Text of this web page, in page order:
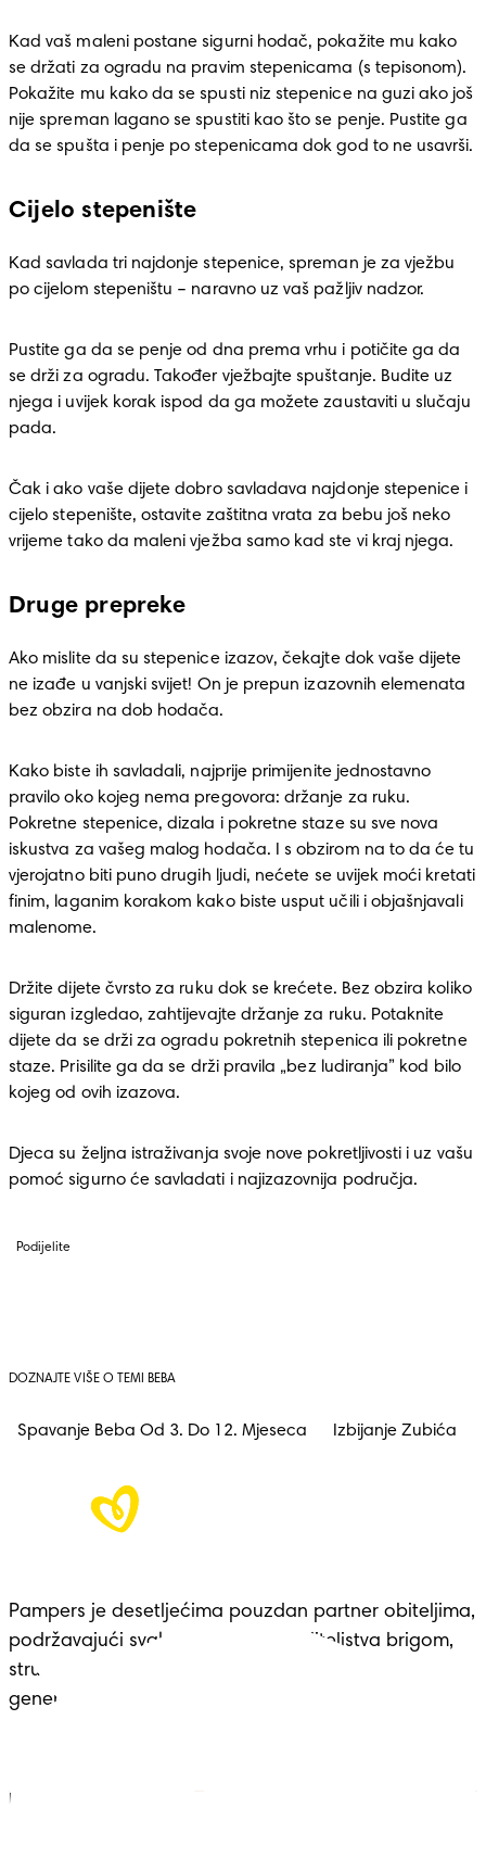
Kad vaš maleni postane sigurni hodač, pokažite mu kako
se držati za ogradu na pravim stepenicama (s tepisonom).
Pokažite mu kako da se spusti niz stepenice na guzi ako još
nije spreman lagano se spustiti kao što se penje. Pustite ga
da se spušta i penje po stepenicama dok god to ne usavrši.
Cijelo stepenište
Kad savlada tri najdonje stepenice, spreman je za vježbu
po cijelom stepeništu – naravno uz vaš pažljiv nadzor.
Pustite ga da se penje od dna prema vrhu i potičite ga da
se drži za ogradu. Također vježbajte spuštanje. Budite uz
njega i uvijek korak ispod da ga možete zaustaviti u slučaju
pada.
Čak i ako vaše dijete dobro savladava najdonje stepenice i
cijelo stepenište, ostavite zaštitna vrata za bebu još neko
vrijeme tako da maleni vježba samo kad ste vi kraj njega.
Druge prepreke
Ako mislite da su stepenice izazov, čekajte dok vaše dijete
ne izađe u vanjski svijet! On je prepun izazovnih elemenata
bez obzira na dob hodača.
Kako biste ih savladali, najprije primijenite jednostavno
pravilo oko kojeg nema pregovora: držanje za ruku.
Pokretne stepenice, dizala i pokretne staze su sve nova
iskustva za vašeg malog hodača. I s obzirom na to da će tu
vjerojatno biti puno drugih ljudi, nećete se uvijek moći kretati
finim, laganim korakom kako biste usput učili i objašnjavali
malenome.
Držite dijete čvrsto za ruku dok se krećete. Bez obzira koliko
siguran izgledao, zahtijevajte držanje za ruku. Potaknite
dijete da se drži za ogradu pokretnih stepenica ili pokretne
staze. Prisilite ga da se drži pravila „bez ludiranja” kod bilo
kojeg od ovih izazova.
Djeca su željna istraživanja svoje nove pokretljivosti i uz vašu
pomoć sigurno će savladati i najizazovnija područja.
Podijelite
DOZNAJTE VIŠE O TEMI BEBA
Spavanje Beba Od 3. Do 12. Mjeseca Izbijanje Zubića
Pampers je desetljećima pouzdan partner obiteljima,
podržavajući svaku prekretnicu roditeljstva brigom,
stručnošću i udobnošću – nasljeđe koje seže
generacijama.
Pampers